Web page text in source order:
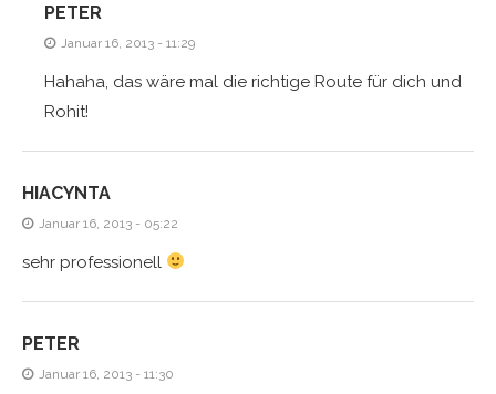
PETER
Januar 16, 2013 - 11:29
Hahaha, das wäre mal die richtige Route für dich und
Rohit!
HIACYNTA
Januar 16, 2013 - 05:22
sehr professionell
PETER
Januar 16, 2013 - 11:30